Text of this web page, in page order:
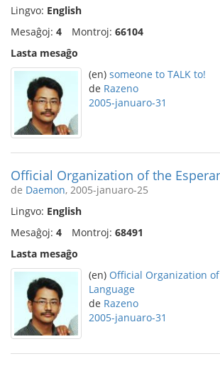
Lingvo: English
Mesaĝoj: 4 Montroj: 66104
Lasta mesaĝo
(en) someone to TALK to!
de Razeno
2005-januaro-31
Official Organization of the
de Daemon, 2005-januaro-25
Lingvo: English
Mesaĝoj: 4 Montroj: 68491
Lasta mesaĝo
(en) Official Organization
Language
de Razeno
2005-januaro-31